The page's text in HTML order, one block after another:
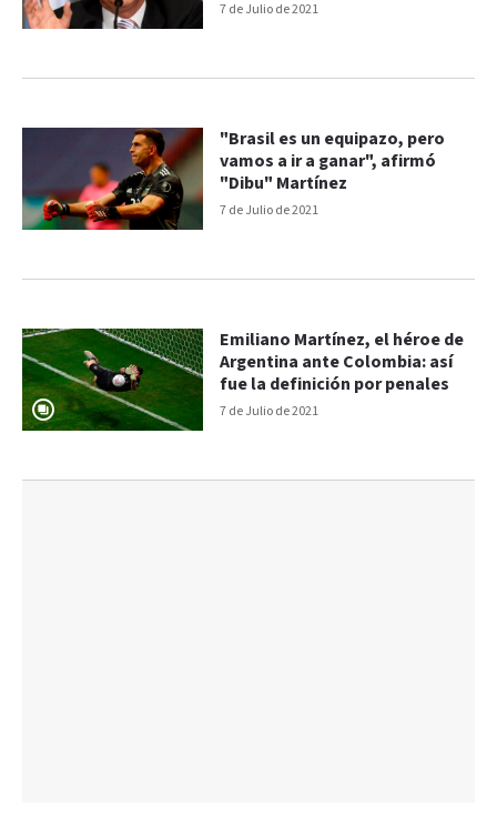
7 de Julio de 2021
7 de Julio de 2021
"Brasil es un equipazo, pero
vamos a ir a ganar", afirmó
"Dibu" Martínez
7 de Julio de 2021
Emiliano Martínez, el héroe de
Argentina ante Colombia: así
fue la definición por penales